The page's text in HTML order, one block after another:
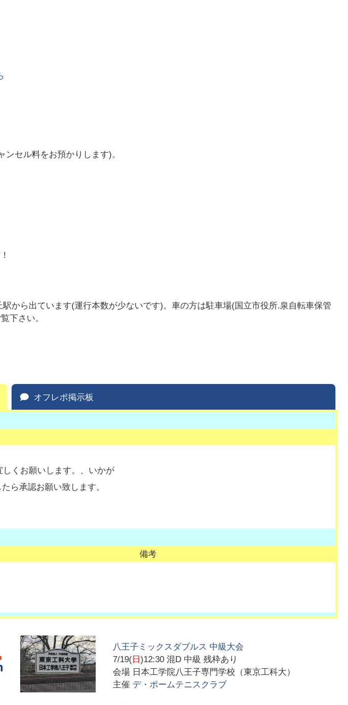
セル料をお預かりします)。
から出ています(運行本数が少ないです)。車の方は駐車場(国立市役所.泉自転車保管
下さい。
オフレポ掲示板
くお願いします。、いかが
ら承認お願い致します。
備考
八王子ミックスダブルス 中級大会
7/19( 日)12:30 混D 中級 残枠あり
会場 日本工学院八王子専門学校（東京工科大）
主催 デ・ポームテニスクラブ